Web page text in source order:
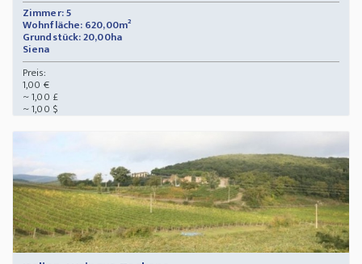
Zimmer: 5
Wohnfläche: 620,00m²
Grundstück: 20,00ha
Siena
Preis:
1,00 €
~ 1,00 £
~ 1,00 $